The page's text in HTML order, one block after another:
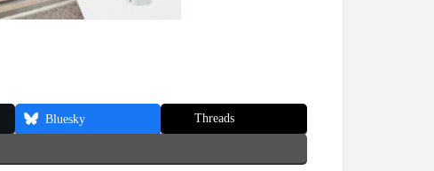
Bluesky Threads